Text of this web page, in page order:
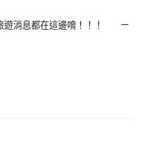
遊消息都在這邊唷！！！ ㄧ